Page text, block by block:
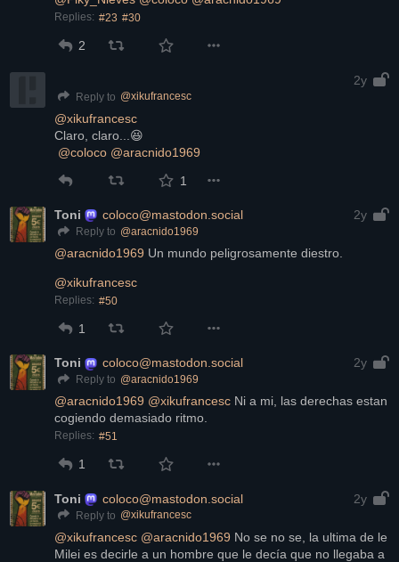
Replies: #23 #30
2
2y
Reply to @xikufrancesc
@xikufrancesc
Claro, claro...😆
@coloco @aracnido1969
1
Toni coloco@mastodon.social 2y
Reply to @aracnido1969
@aracnido1969 Un mundo peligrosamente diestro.
@xikufrancesc
Replies: #50
1
Toni coloco@mastodon.social 2y
Reply to @aracnido1969
@aracnido1969 @xikufrancesc Ni a mi, las derechas estan
cogiendo demasiado ritmo.
Replies: #51
1
Toni coloco@mastodon.social 2y
Reply to @xikufrancesc
@xikufrancesc @aracnido1969 No se no se, la ultima de le
Milei es decirle a un hombre que le decía que no llegaba a